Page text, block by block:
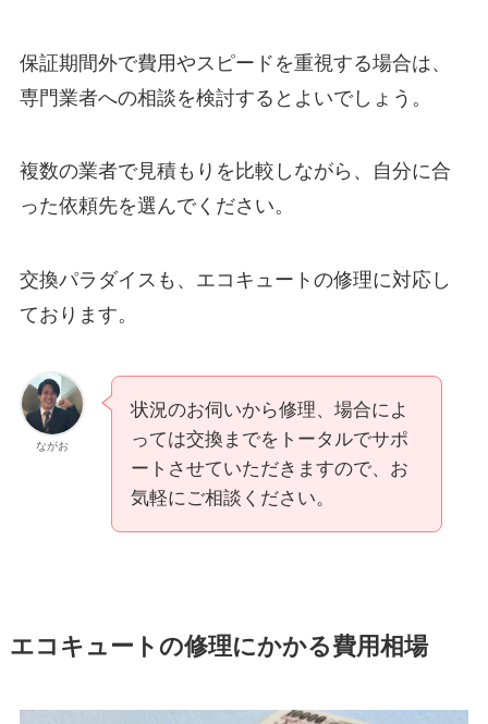
保証期間外で費用やスピードを重視する場合は、
専門業者への相談を検討するとよいでしょう。
複数の業者で見積もりを比較しながら、自分に合
った依頼先を選んでください。
交換パラダイスも、エコキュートの修理に対応し
ております。
ながお
状況のお伺いから修理、場合によ
っては交換までをトータルでサポ
ートさせていただきますので、お
気軽にご相談ください。
エコキュートの修理にかかる費用相場